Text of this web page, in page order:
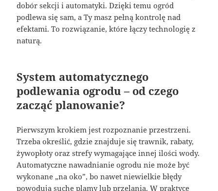
dobór sekcji i automatyki. Dzięki temu ogród
podlewa się sam, a Ty masz pełną kontrolę nad
efektami. To rozwiązanie, które łączy technologię z
naturą.
System automatycznego
podlewania ogrodu – od czego
zacząć planowanie?
Pierwszym krokiem jest rozpoznanie przestrzeni.
Trzeba określić, gdzie znajduje się trawnik, rabaty,
żywopłoty oraz strefy wymagające innej ilości wody.
Automatyczne nawadnianie ogrodu nie może być
wykonane „na oko”, bo nawet niewielkie błędy
powodują suche plamy lub przelania. W praktyce